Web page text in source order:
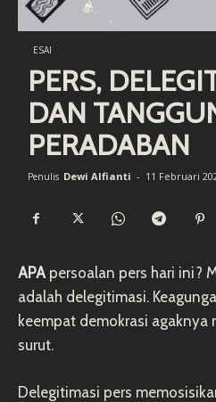
ESAI
PERS,
DAN
PERADABAN
Penulis Dewi Alfianti - 11 Februari
APA persoalan pers hari ini?
adalah delegitimasi.
keempat demokrasi agaknya
surut.
Delegitimasi pers